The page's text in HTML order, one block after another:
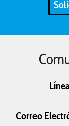
Prensa
Ingreso a la
Universidad
Correo